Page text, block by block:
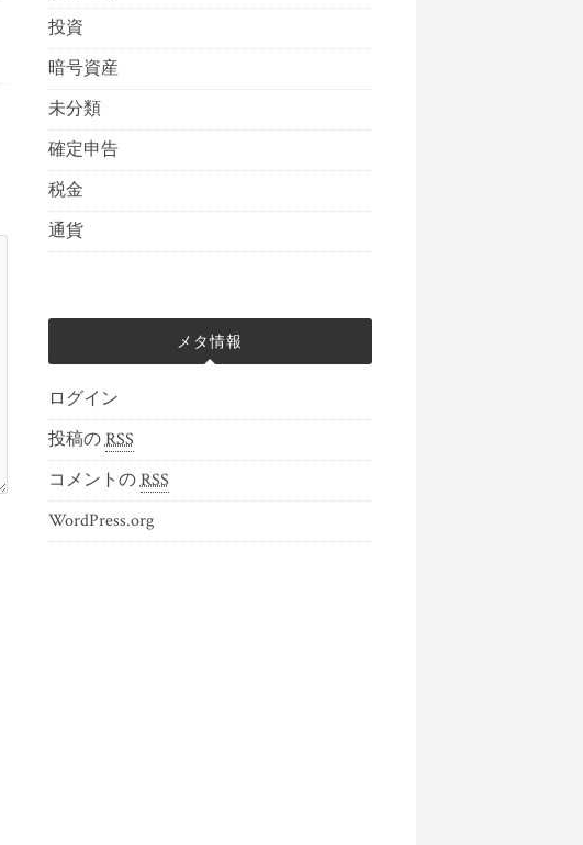
投資
暗号資産
未分類
確定申告
税金
通貨
メタ情報
ログイン
投稿のRSS
コメントのRSS
WordPress.org